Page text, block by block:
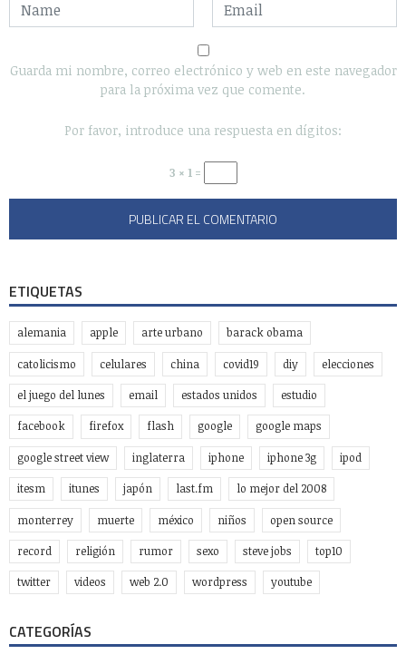
Guarda mi nombre, correo electrónico y web en este navegador
para la próxima vez que comente.
Por favor, introduce una respuesta en dígitos:
3 × 1 =
ETIQUETAS
alemania apple arte urbano barack obama
catolicismo celulares china covid19 diy elecciones
el juego del lunes email estados unidos estudio
facebook firefox flash google google maps
google street view inglaterra iphone iphone 3g ipod
itesm itunes japón last.fm lo mejor del 2008
monterrey muerte méxico niños open source
record religión rumor sexo steve jobs top10
twitter videos web 2.0 wordpress youtube
CATEGORÍAS